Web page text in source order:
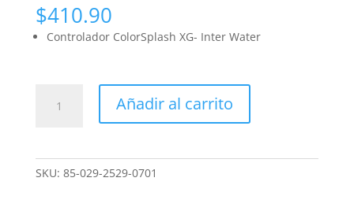
$410.90
Controlador ColorSplash XG- Inter Water
ColorSplash
Añadir al carrito
SKU: 85-029-2529-0701